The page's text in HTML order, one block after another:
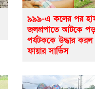
৯৯৯-এ কলের পর
জলপ্রপাতে আটকে
পর্যটককে উদ্ধার
ফায়ার সার্ভিস